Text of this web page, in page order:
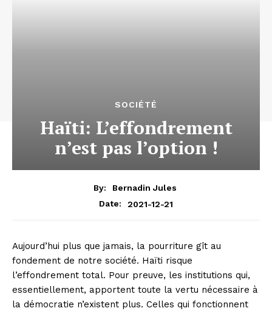
SOCIÉTÉ
Haïti: L’effondrement
n’est pas l’option !
By:
Bernadin Jules
Date:
2021-12-21
Aujourd’hui plus que jamais, la pourriture gît au
fondement de notre société. Haïti risque
l’effondrement total. Pour preuve, les institutions qui,
essentiellement, apportent toute la vertu nécessaire à
la démocratie n’existent plus. Celles qui fonctionnent